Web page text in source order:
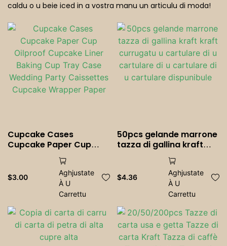
caldu o u beie iced in a vostra manu un articulu di moda!
Cupcake Cases
Cupcake Paper Cup
Oilproof Cupcake Liner
Baking Cup Tray Case
Wedding Party
Caissettes Cupcake
Wrapper Paper
$3.00
Aghjustate
À U
Carrettu
50pcs gelande marrone
tazza di gallina kraft
kraft currugatu u
cartulare di u cartulare
di u cartulare di u
cartulare dispunibule
$4.36
Aghjustate
À U
Carrettu